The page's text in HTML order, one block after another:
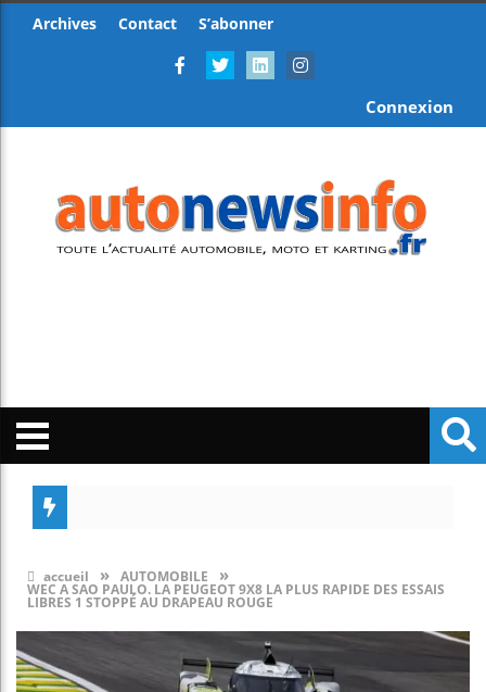
Archives Contact S’abonner
Connexion
accueil » AUTOMOBILE »
WEC A SAO PAULO. LA PEUGEOT 9X8 LA PLUS RAPIDE DES ESSAIS
LIBRES 1 STOPPÉ AU DRAPEAU ROUGE